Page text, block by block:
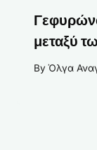
μεταξύ
By Όλγα